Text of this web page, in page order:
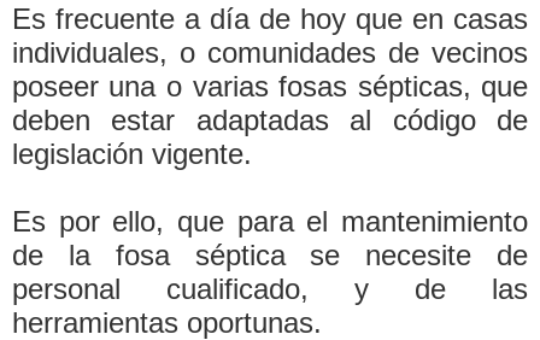
Es frecuente a dí­a de hoy que en casas
individuales, o comunidades de vecinos
poseer una o varias fosas sépticas, que
deben estar adaptadas al código de
legislación vigente.
Es por ello, que para el mantenimiento
de la fosa séptica se necesite de
personal cualificado, y de las
herramientas oportunas.